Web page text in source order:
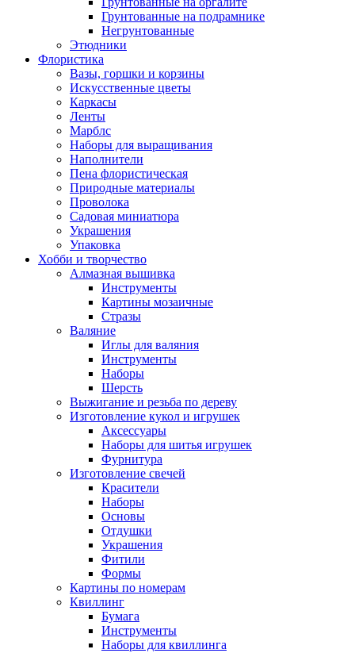
Грунтованные на подрамнике
Негрунтованные
Этюдники
Флористика
Вазы, горшки и корзины
Искусственные цветы
Каркасы
Ленты
Марблс
Наборы для выращивания
Наполнители
Пена флористическая
Природные материалы
Проволока
Садовая миниатюра
Украшения
Упаковка
Хобби и творчество
Алмазная вышивка
Инструменты
Картины мозаичные
Стразы
Валяние
Иглы для валяния
Инструменты
Наборы
Шерсть
Выжигание и резьба по дереву
Изготовление кукол и игрушек
Аксессуары
Наборы для шитья игрушек
Фурнитура
Изготовление свечей
Красители
Наборы
Основы
Отдушки
Украшения
Фитили
Формы
Картины по номерам
Квиллинг
Бумага
Инструменты
Наборы для квиллинга